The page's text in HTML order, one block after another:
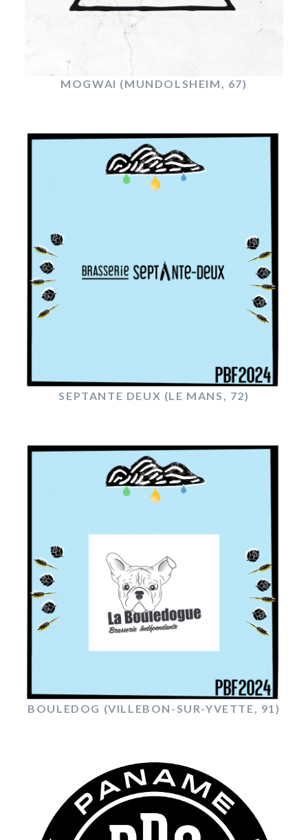
MOGWAI (MUNDOLSHEIM, 67)
SEPTANTE DEUX (LE MANS, 72)
BOULEDOG (VILLEBON-SUR-YVETTE, 91)